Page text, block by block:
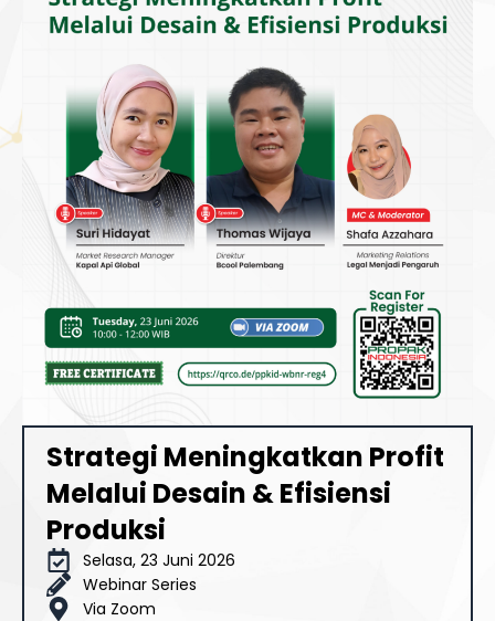
Strategi Meningkatkan Profit
Melalui Desain & Efisiensi
Produksi
Selasa, 23 Juni 2026
Webinar Series
Via Zoom